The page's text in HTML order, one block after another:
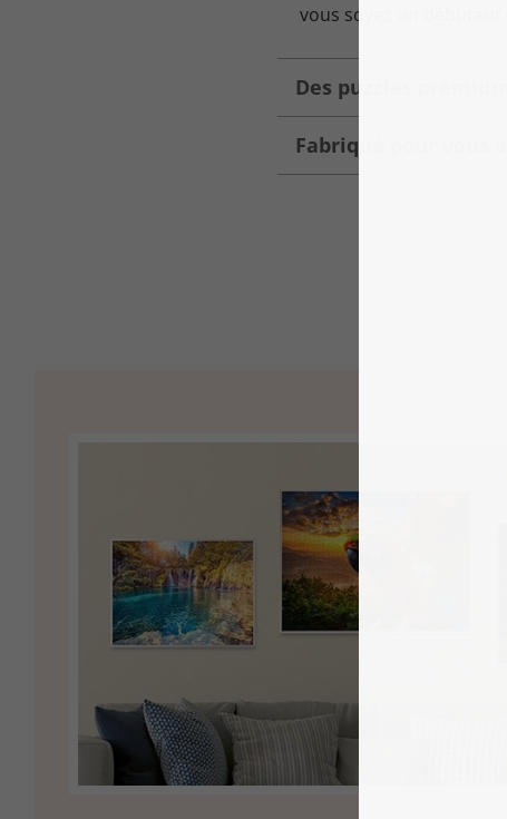
vous soyez un débutant
Des puzzles
Fabriqué pour vous